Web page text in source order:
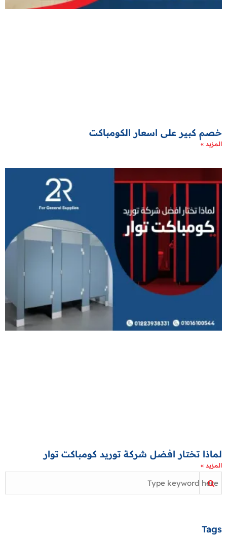
خصم كبير على اسعار الكومباكت
المزيد »
لماذا تختار افضل شركة توريد كومباكت توار
المزيد »
Tags